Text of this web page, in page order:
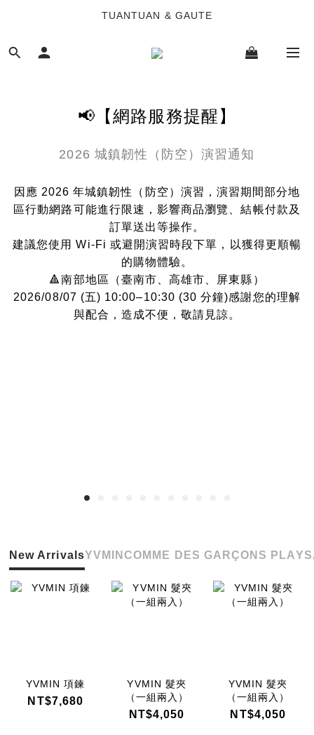
TUANTUAN & GAUTE
TUANTUAN & GAUTE
新會員註冊即贈 NT$100 購物金
📢【網路服務提醒】
2026 城鎮韌性（防空）演習通知
因應 2026 年城鎮韌性（防空）演習，演習期間部分地
區行動網路可能進行限速，影響商品瀏覽、結帳付款及
訂單送出等操作。
建議您使用 Wi-Fi 或避開演習時段下單，以獲得更順暢
的購物體驗。
🔺南部地區（臺南市、高雄市、屏東縣）
2026/08/07 (五) 10:00–10:30 (30 分鐘)感謝您的理解
與配合，造成不便，敬請見諒。
New ArrivalsYVMINCOMME DES GARÇONS PLAY
YVMIN 項鍊
NT$7,680
YVMIN 髮夾
（一組兩入）
NT$4,050
YVMIN 髮夾
（一組兩入）
NT$4,050